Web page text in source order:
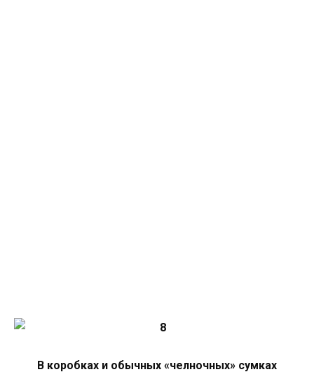
В коробках и обычных «челночных» сумках